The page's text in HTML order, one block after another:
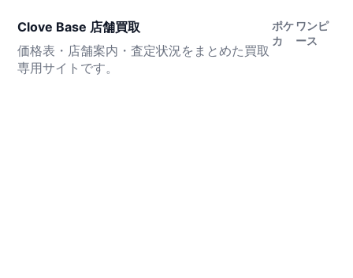
Clove Base 店舗買取
価格表・店舗案内・査定状況をまとめた買取
専用サイトです。
ポケ
カ
ワンピ
ース